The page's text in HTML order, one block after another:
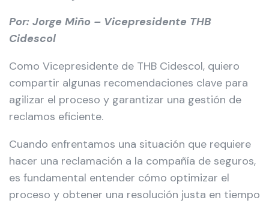
Por: Jorge Miño – Vicepresidente THB
Cidescol
Como Vicepresidente de THB Cidescol, quiero
compartir algunas recomendaciones clave para
agilizar el proceso y garantizar una gestión de
reclamos eficiente.
Cuando enfrentamos una situación que requiere
hacer una reclamación a la compañía de seguros,
es fundamental entender cómo optimizar el
proceso y obtener una resolución justa en tiempo